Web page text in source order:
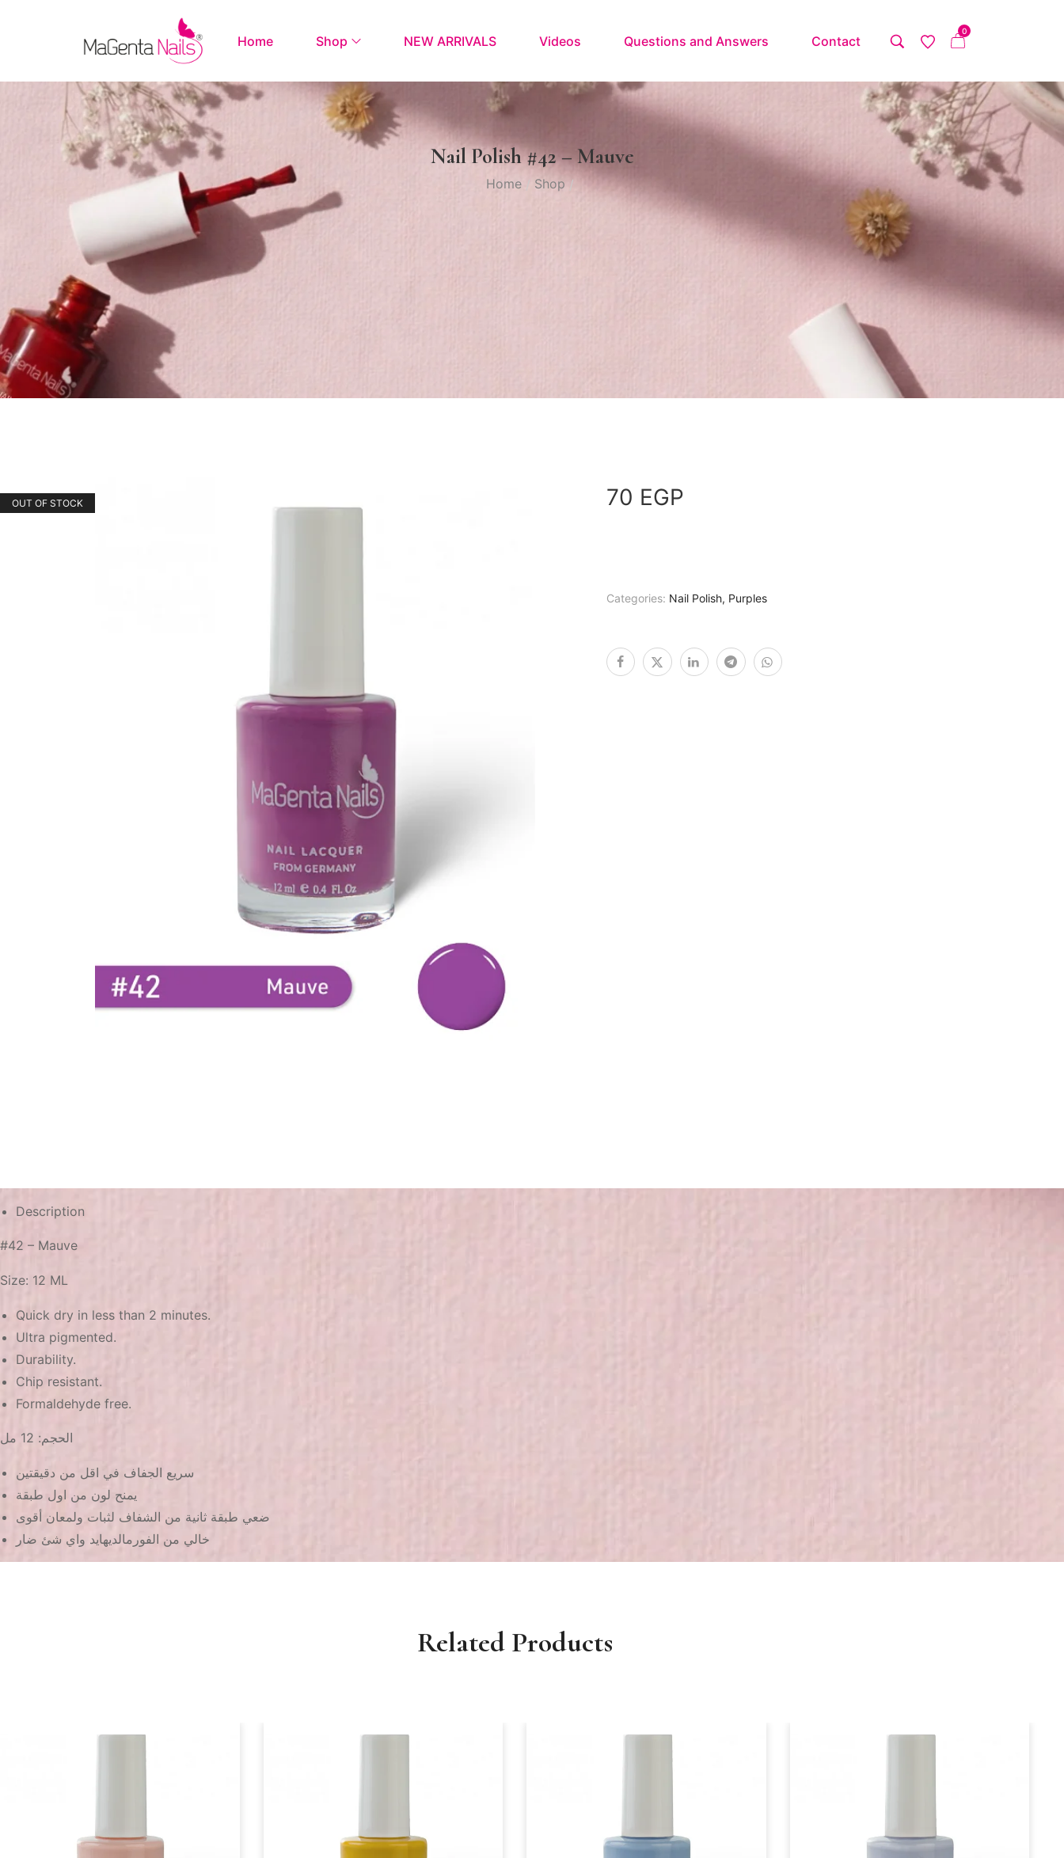
Home Shop NEW ARRIVALS Videos Questions and Answers Contact
0
Nail Polish #42 – Mauve
Home / Shop /
OUT OF STOCK 70 EGP
Categories: Nail Polish, Purples
Description
#42 – Mauve
Size: 12 ML
Quick dry in less than 2 minutes.
Ultra pigmented.
Durability.
Chip resistant.
Formaldehyde free.
الحجم: 12 مل
سريع الجفاف في اقل من دقيقتين
يمنح لون من اول طبقة
ضعي طبقة ثانية من الشفاف لثبات ولمعان أقوى
خالي من الفورمالديهايد واي شئ ضار
Related Products